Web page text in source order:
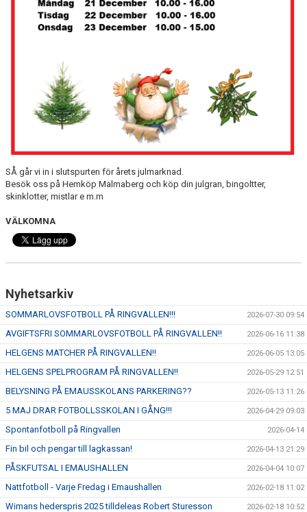
SÅ går vi in i slutspurten för årets julmarknad.
Besök oss på Hemköp Malmaberg och köp din julgran, bingoltter,
skinklotter, mistlar e m.m
VÄLKOMNA
Nyhetsarkiv
SOMMARLOVSFOTBOLL PÅ RINGVALLEN!!! 2026-07-30 09:54
AVGIFTSFRI SOMMARLOVSFOTBOLL PÅ RINGVALLEN!! 2026-06-16 11:38
HELGENS MATCHER PÅ RINGVALLEN!! 2026-06-05 13:05
HELGENS SPELPROGRAM PÅ RINGVALLEN!! 2026-05-29 12:51
BELYSNING PÅ EMAUSSKOLANS PARKERING?? 2026-05-13 11:26
5 MAJ DRAR FOTBOLLSSKOLAN I GÅNG!!! 2026-04-29 09:03
Spontanfotboll på Ringvallen 2026-04-14
Fin bil och pengar till lagkassan! 2026-04-13 21:29
PÅSKFUTSAL I EMAUSHALLEN 2026-04-04 10:07
Nattfotboll - Varje Fredag i Emaushallen 2026-02-18 11:02
Wimans hederspris 2025 tilldeleas Robert Sturesson 2026-02-18 10:52